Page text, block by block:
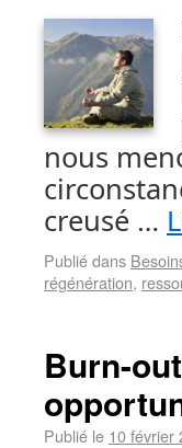
nous
creusé …
Publié dans
régénération,
Burn-
Publié le 10 février